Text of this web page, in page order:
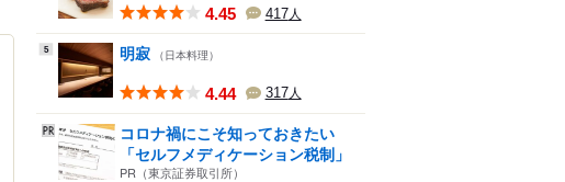
4.45 417人
5 明寂 （日本料理）
4.44 317人
コロナ禍にこそ知っておきたい
「セルフメディケーション税制」
PR（東京証券取引所）